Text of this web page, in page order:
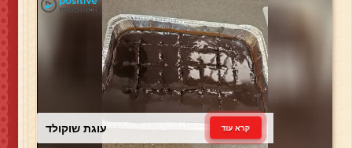
עוגת שוקולד קרא עוד